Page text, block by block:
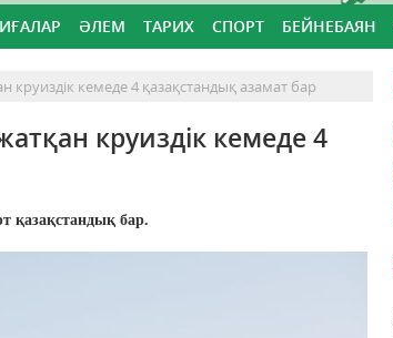
ӘЛЕМ ТАРИХ СПОРТ БЕЙНЕБАЯН
кемеде 4 қазақстандық азамат бар
круиздік кемеде 4
қазақстандық бар.